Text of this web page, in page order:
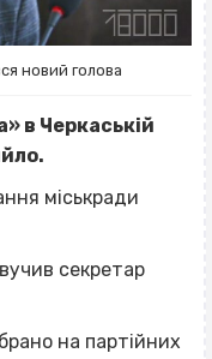
новий голова
в Черкаській
міськради
секретар
на партійних